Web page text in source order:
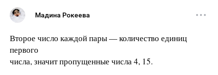
Мадина Рокеева
Второе число каждой пары — количество единиц
первого
числа, значит пропущенные числа 4, 15.